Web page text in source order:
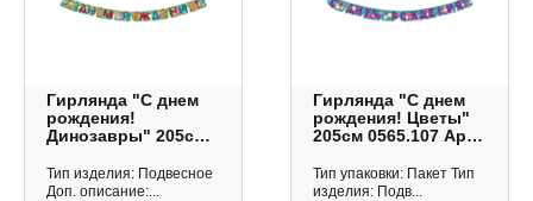
Гирлянда "С днем
рождения!
Динозавры" 205см
Тип изделия: Подвесное
Доп. описание:...
Гирлянда "С днем
рождения! Цветы"
205см 0565.107 Арт
Тип упаковки: Пакет Тип
изделия: Подв...